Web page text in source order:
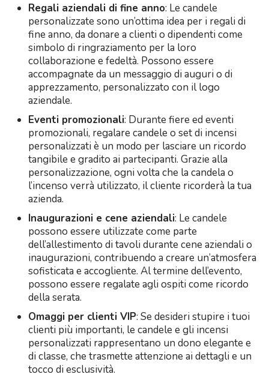
Regali aziendali di fine anno: Le candele
personalizzate sono un’ottima idea per i regali di
fine anno, da donare a clienti o dipendenti come
simbolo di ringraziamento per la loro
collaborazione e fedeltà. Possono essere
accompagnate da un messaggio di auguri o di
apprezzamento, personalizzato con il logo
aziendale.
Eventi promozionali: Durante fiere ed eventi
promozionali, regalare candele o set di incensi
personalizzati è un modo per lasciare un ricordo
tangibile e gradito ai partecipanti. Grazie alla
personalizzazione, ogni volta che la candela o
l’incenso verrà utilizzato, il cliente ricorderà la tua
azienda.
Inaugurazioni e cene aziendali: Le candele
possono essere utilizzate come parte
dell’allestimento di tavoli durante cene aziendali o
inaugurazioni, contribuendo a creare un’atmosfera
sofisticata e accogliente. Al termine dell’evento,
possono essere regalate agli ospiti come ricordo
della serata.
Omaggi per clienti VIP: Se desideri stupire i tuoi
clienti più importanti, le candele e gli incensi
personalizzati rappresentano un dono elegante e
di classe, che trasmette attenzione ai dettagli e un
tocco di esclusività.